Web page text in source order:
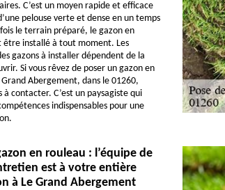
C’est un moyen rapide et efficace
pelouse verte et dense en un temps
le terrain préparé, le gazon en
être installé à tout moment. Les
gazons à installer dépendent de la
Si vous rêvez de poser un gazon en
Abergement, dans le 01260,
à contacter. C’est un paysagiste qui
indispensables pour une
en rouleau : l’équipe de
est à votre entière
à Le Grand Abergement